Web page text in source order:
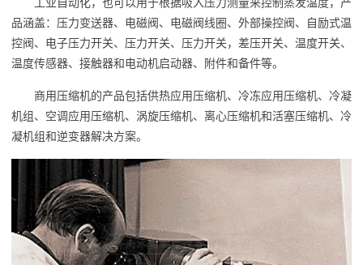
品涵盖：压力变送器、电磁阀、电磁阀线圈、外部操控阀、自励式温
控阀、电子压力开关、压力开关、压力开关，差压开关、温度开关、
温度传感器、接触器和电动机启动器、附件和备件等。
商用压缩机的产品包括供热应用压缩机、冷冻应用压缩机、冷凝
机组、空调应用压缩机、涡旋压缩机、离心压缩机和活塞压缩机、冷
凝机组和逆变器解决方案。